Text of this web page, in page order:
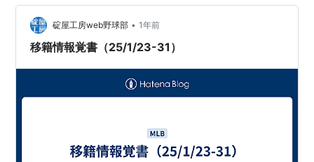
碇屋工房web野球部 • 1年前
移籍情報覚書（25/1/23-31）